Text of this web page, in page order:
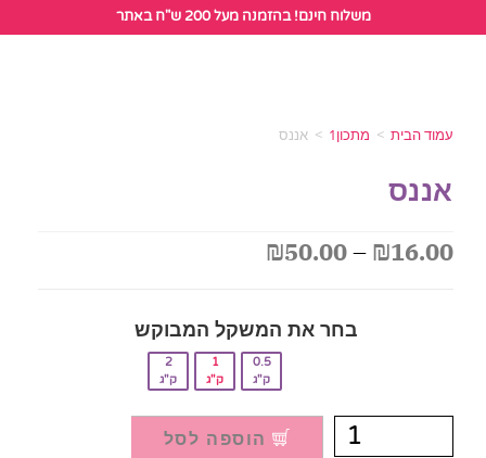
משלוח חינם! בהזמנה מעל 200 ש"ח באתר
עמוד הבית > מתכון1 > אננס
אננס
₪16.00
–
₪50.00
בחר את המשקל המבוקש‎
0.5
ק"ג
1
ק"ג
2
ק"ג
הוספה לסל